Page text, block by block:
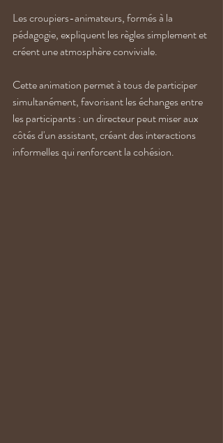
Les croupiers-animateurs, formés à la
pédagogie, expliquent les règles simplement et
créent une atmosphère conviviale.
Cette animation permet à tous de participer
simultanément, favorisant les échanges entre
les participants : un directeur peut miser aux
côtés d'un assistant, créant des interactions
informelles qui renforcent la cohésion.